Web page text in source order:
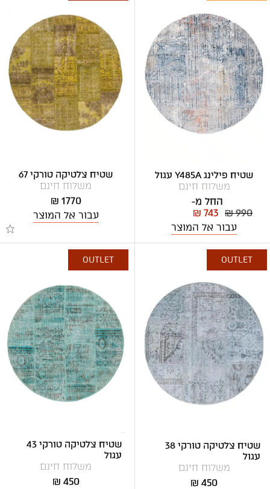
שטיח פילינג Y485A עגול
משלוח חינם
החל מ-
₪ 990
₪ 743
עבור אל המוצר
שטיח צלטיקה טורקי 67
משלוח חינם
1770 ₪
עבור אל המוצר
OUTLET
שטיח צלטיקה טורקי 38
עגול
משלוח חינם
450 ₪
OUTLET
שטיח צלטיקה טורקי 43
עגול
משלוח חינם
450 ₪